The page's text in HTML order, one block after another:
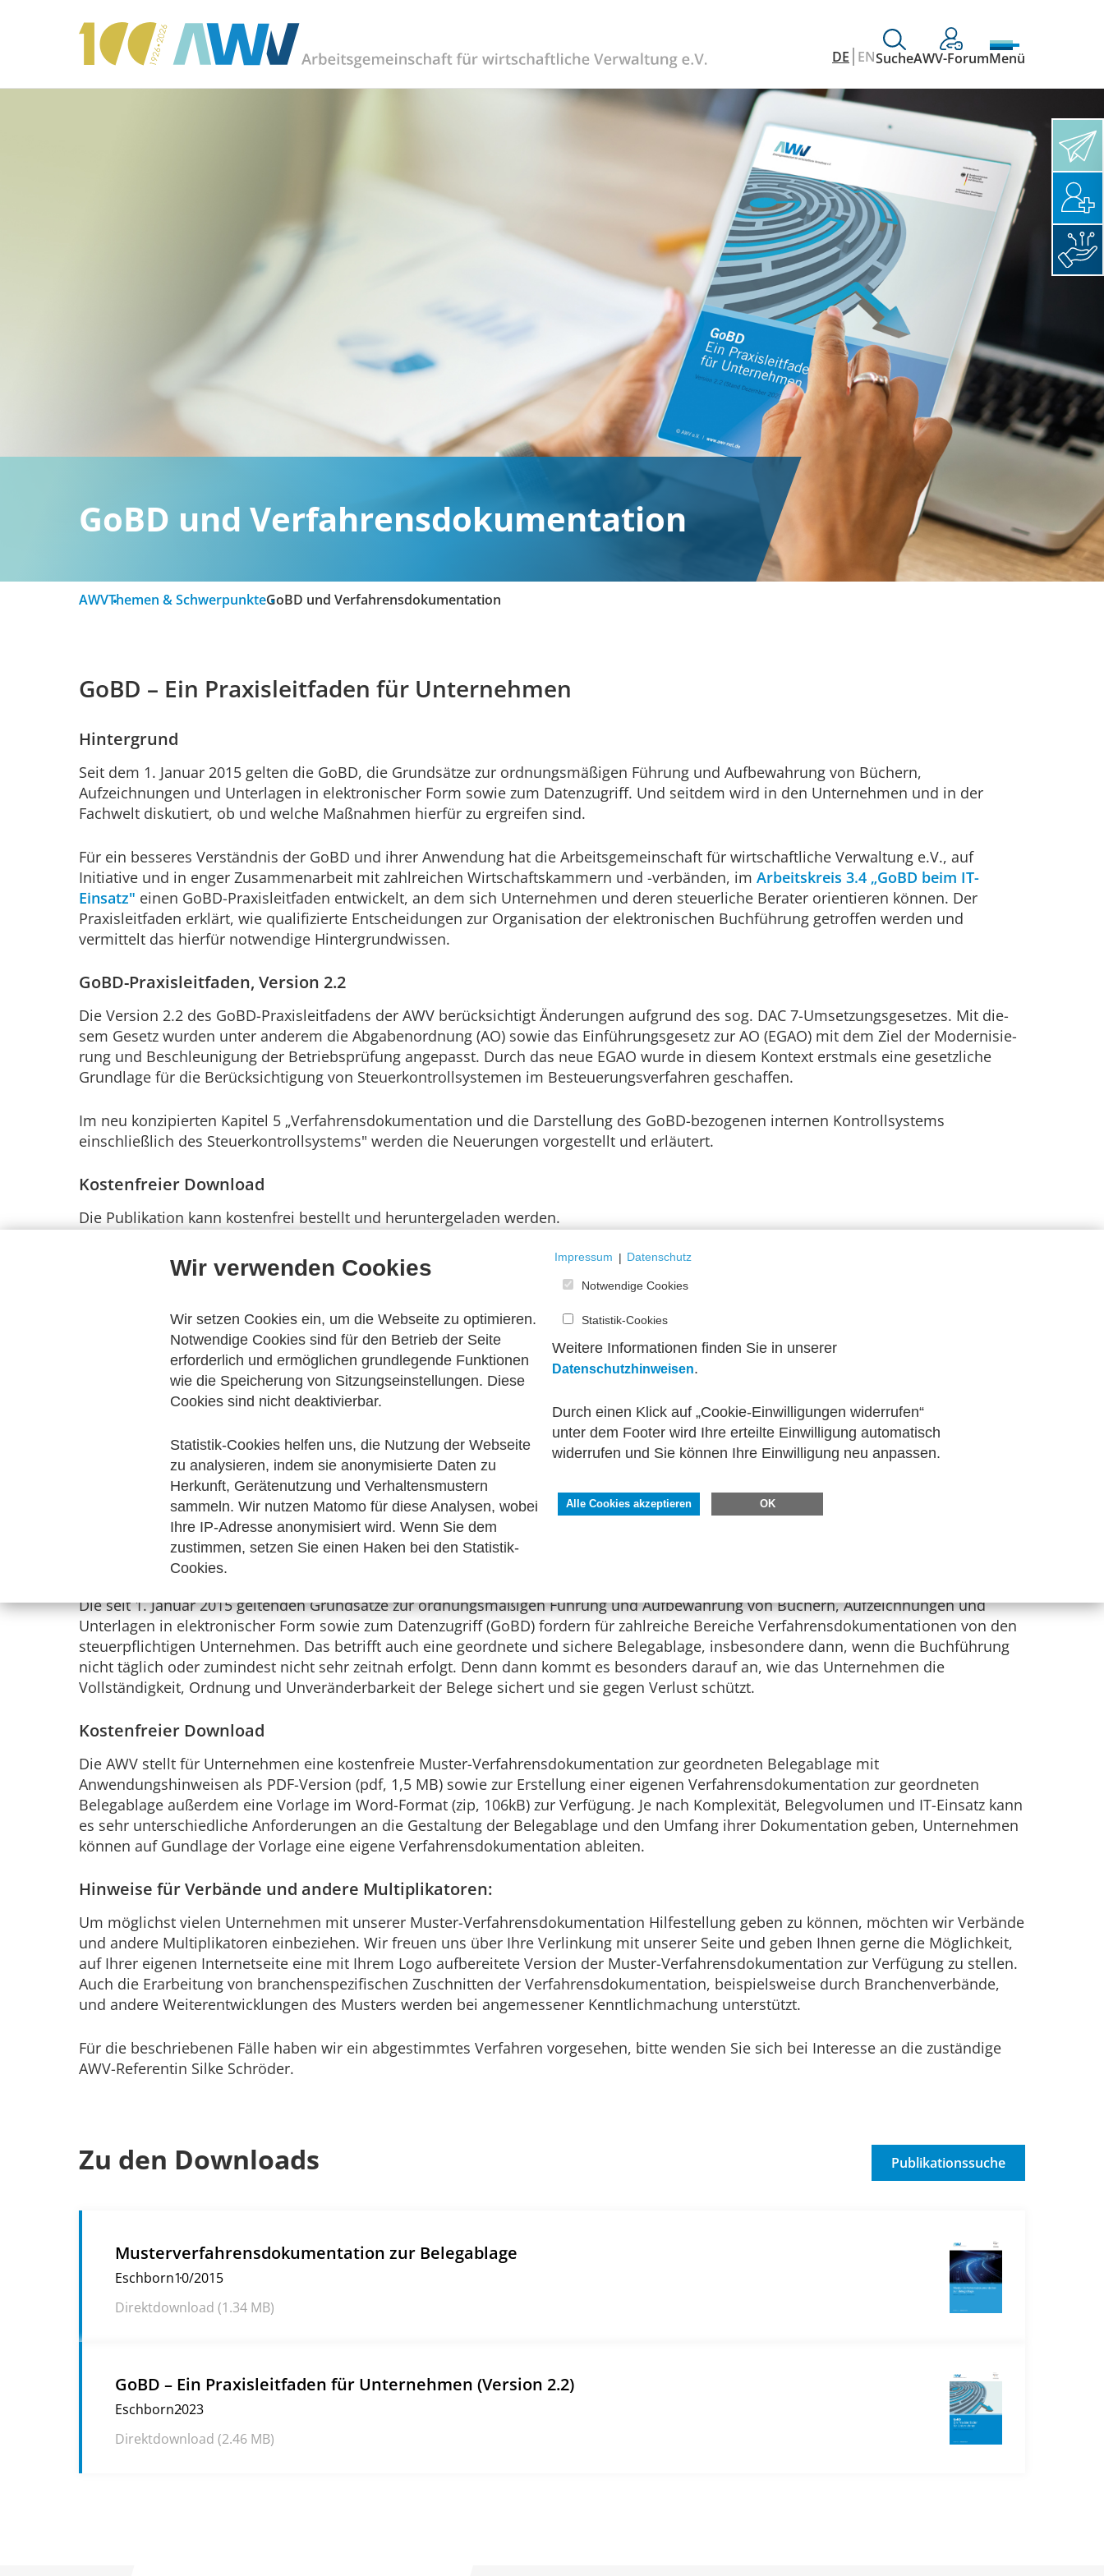
DE ENSucheAWV-ForumMenü
GoBD und Verfahrensdokumentation
AWVThemen & SchwerpunkteGoBD und Verfahrensdokumentation
GoBD – Ein Praxisleitfaden für Unternehmen
Hintergrund
Seit dem 1. Januar 2015 gelten die GoBD, die Grundsätze zur ordnungsmäßigen Führung und Aufbewahrung von Büchern,
Aufzeichnungen und Unterlagen in elektronischer Form sowie zum Datenzugriff. Und seitdem wird in den Unternehmen und in der
Fachwelt diskutiert, ob und welche Maßnahmen hierfür zu ergreifen sind.
Für ein besseres Verständnis der GoBD und ihrer Anwendung hat die Arbeitsgemeinschaft für wirtschaftliche Verwaltung e.V., auf
Initiative und in enger Zusammenarbeit mit zahlreichen Wirtschaftskammern und -verbänden, im Arbeitskreis 3.4 „GoBD beim IT-
Einsatz" einen GoBD-Praxisleitfaden entwickelt, an dem sich Unternehmen und deren steuerliche Berater orientieren können. Der
Praxisleitfaden erklärt, wie qualifizierte Entscheidungen zur Organisation der elektronischen Buchführung getroffen werden und
vermittelt das hierfür notwendige Hintergrundwissen.
GoBD-Praxisleitfaden, Version 2.2
Die Version 2.2 des GoBD-Praxis­leit­fadens der AWV berücksichtigt Änderungen aufgrund des sog. DAC 7-Umsetzungs­ge­setzes. Mit die­
sem Gesetz wurden unter anderem die Abgaben­ordnung (AO) sowie das Ein­führungs­gesetz zur AO (EGAO) mit dem Ziel der Moder­ni­sie­
rung und Be­schleu­ni­gung der Be­triebs­prüfung ange­passt. Durch das neue EGAO wurde in diesem Kontext erstmals eine gesetzliche
Grundlage für die Berücksichtigung von Steuer­kon­troll­sys­temen im Besteuerungs­verfahren geschaffen.
Im neu konzipierten Kapitel 5 „Verfahrens­dokumentation und die Darstellung des GoBD-bezogenen internen Kontrollsystems
einschließlich des Steuer­kontroll­systems" werden die Neuerungen vorgestellt und erläutert.
Kostenfreier Download
Die Publikation kann kostenfrei bestellt und heruntergeladen werden.
Nächstes Update bereits in Planung
Der Leitfaden ist als „lebendes“ Dokument konzipiert, in das neue Entwicklungen und Hinweise kurzfristig aufgenommen werden
Die Änderungen werden nun zeitnah in eine neue Version des Leitfadens integriert, um auch hierzu praxisorientierte Hilfestellung zu
geben. Nähere Informationen werden rechtzeitig auf der AWV-Internetseite und im AWV-Newsletter veröffentlicht.
Musterverfahrensdokumentation zur Belegablage
Auf Initiative und in enger Zusammenarbeit mit zahlreichen Wirtschaftskammern und -verbänden hat die AWV im
beim IT-Einsatz“eine Muster-Verfahrensdokumentation entwickelt, an der sich die Unternehmen und ihre steuerlichen Berater
orientieren können:
Die seit 1. Januar 2015 geltenden Grundsätze zur ordnungsmäßigen Führung und Aufbewahrung von Büchern, Aufzeichnungen und
Unterlagen in elektronischer Form sowie zum Datenzugriff (GoBD) fordern für zahlreiche Bereiche Verfahrensdokumentationen von den
steuerpflichtigen Unternehmen. Das betrifft auch eine geordnete und sichere Belegablage, insbesondere dann, wenn die Buchführung
nicht täglich oder zumindest nicht sehr zeitnah erfolgt. Denn dann kommt es besonders darauf an, wie das Unternehmen die
Vollständigkeit, Ordnung und Unveränderbarkeit der Belege sichert und sie gegen Verlust schützt.
Kostenfreier Download
Die AWV stellt für Unternehmen eine kostenfreie Muster-Verfahrensdokumentation zur geordneten Belegablage mit
Anwendungshinweisen als PDF-Version (pdf, 1,5 MB) sowie zur Erstellung einer eigenen Verfahrensdokumentation zur geordneten
Belegablage außerdem eine Vorlage im Word-Format (zip, 106kB) zur Verfügung. Je nach Komplexität, Belegvolumen und IT-Einsatz kann
es sehr unterschiedliche Anforderungen an die Gestaltung der Belegablage und den Umfang ihrer Dokumentation geben, Unternehmen
können auf Gundlage der Vorlage eine eigene Verfahrensdokumentation ableiten.
Hinweise für Verbände und andere Multiplikatoren:
Um möglichst vielen Unternehmen mit unserer Muster-Verfahrensdokumentation Hilfestellung geben zu können, möchten wir Verbände
und andere Multiplikatoren einbeziehen. Wir freuen uns über Ihre Verlinkung mit unserer Seite und geben Ihnen gerne die Möglichkeit,
auf Ihrer eigenen Internetseite eine mit Ihrem Logo aufbereitete Version der Muster-Verfahrensdokumentation zur Verfügung zu stellen.
Auch die Erarbeitung von branchenspezifischen Zuschnitten der Verfahrensdokumentation, beispielsweise durch Branchenverbände,
und andere Weiterentwicklungen des Musters werden bei angemessener Kenntlichmachung unterstützt.
Für die beschriebenen Fälle haben wir ein abgestimmtes Verfahren vorgesehen, bitte wenden Sie sich bei Interesse an die zuständige
AWV-Referentin Silke Schröder.
Zu den Downloads Publikationssuche
Musterverfahrensdokumentation zur Belegablage
Eschborn10/2015
Direktdownload (1.34 MB)
GoBD – Ein Praxisleitfaden für Unternehmen (Version 2.2)
Eschborn2023
Direktdownload (2.46 MB)
Wir verwenden Cookies
Wir setzen Cookies ein, um die Webseite zu optimieren.
Notwendige Cookies sind für den Betrieb der Seite
erforderlich und ermöglichen grundlegende Funktionen
wie die Speicherung von Sitzungseinstellungen. Diese
Cookies sind nicht deaktivierbar.
Statistik-Cookies helfen uns, die Nutzung der Webseite
zu analysieren, indem sie anonymisierte Daten zu
Herkunft, Gerätenutzung und Verhaltensmustern
sammeln. Wir nutzen Matomo für diese Analysen, wobei
Ihre IP-Adresse anonymisiert wird. Wenn Sie dem
zustimmen, setzen Sie einen Haken bei den Statistik-
Cookies.
Impressum | Datenschutz
Notwendige Cookies
Statistik-Cookies
Weitere Informationen finden Sie in unserer
Datenschutzhinweisen.
Durch einen Klick auf „Cookie-Einwilligungen widerrufen“
unter dem Footer wird Ihre erteilte Einwilligung automatisch
widerrufen und Sie können Ihre Einwilligung neu anpassen.
Alle Cookies akzeptieren OK